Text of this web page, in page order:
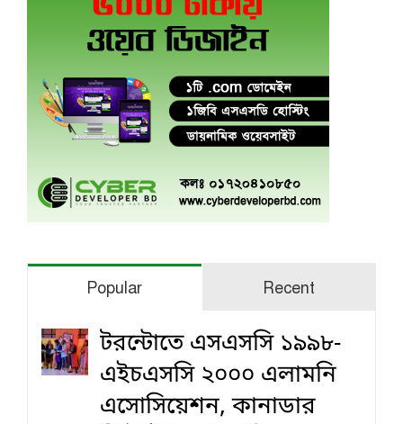
Popular Recent
টরন্টোতে এসএসসি ১৯৯৮-
এইচএসসি ২০০০ এলামনি
এসোসিয়েশন, কানাডার